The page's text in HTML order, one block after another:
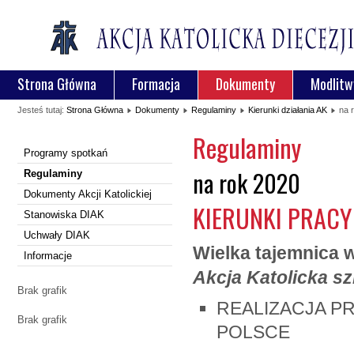
Strona Główna Formacja Dokumenty
Jesteś tutaj: Strona Główna Dokumenty Regulaminy Kierunki działania AK na
Programy spotkań
Regulaminy
Dokumenty Akcji Katolickiej
Stanowiska DIAK
Uchwały DIAK
Informacje
Brak grafik
Brak grafik
Regulaminy
na rok 2020
KIERUNKI
Wielka tajemnica
Akcja Katolicka
REALIZACJA
POLSCE